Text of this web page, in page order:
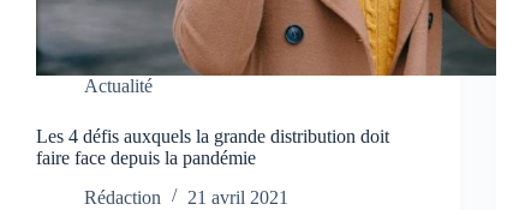
Actualité
Les 4 défis auxquels la grande distribution doit
faire face depuis la pandémie
Rédaction
21 avril 2021